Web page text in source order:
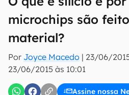
microchips são
material?
Por Joyce Macedo | 23/06/
23/06/2015 às 10:01
Assine nossa
E-mail
inscreva-
Confirmo que li, aceito e